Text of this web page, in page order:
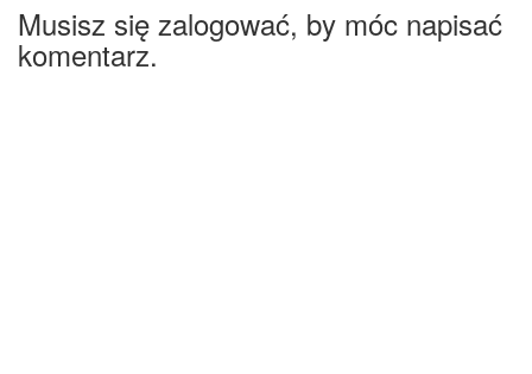
Musisz się zalogować, by móc napisać
komentarz.